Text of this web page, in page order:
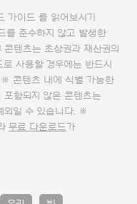
가이드 를 읽어보시기
를 준수하지 않고 발생한
텐츠는 초상권과 재산권의
사용할 경우에는 반드시
※ 콘텐츠 내에 식별 가능한
함되지 않은 콘텐츠는
외일 수 있습니다. ※
무료 다운로드가